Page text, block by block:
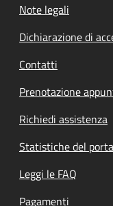
Note legali
Dichiarazione di
Contatti
Prenotazione
Richiedi assistenza
Statistiche del
Leggi le FAQ
Pagamenti